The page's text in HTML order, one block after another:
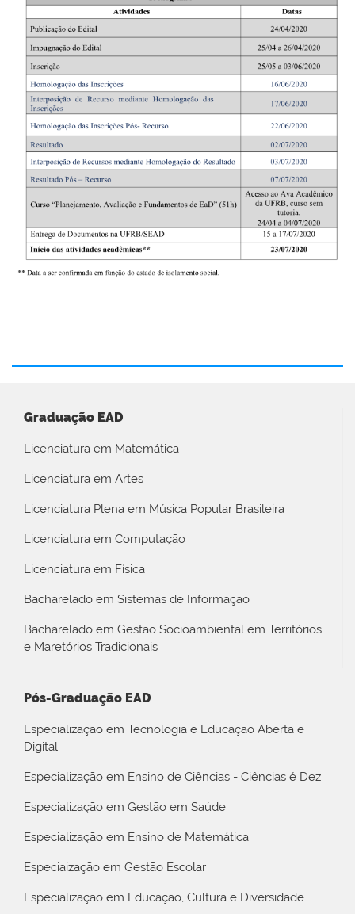
Graduação EAD
Licenciatura em Matemática
Licenciatura em Artes
Licenciatura Plena em Música Popular Brasileira
Licenciatura em Computação
Licenciatura em Física
Bacharelado em Sistemas de Informação
Bacharelado em Gestão Socioambiental em Territórios
e Maretórios Tradicionais
Pós-Graduação EAD
Especialização em Tecnologia e Educação Aberta e
Digital
Especialização em Ensino de Ciências - Ciências é Dez
Especialização em Gestão em Saúde
Especialização em Ensino de Matemática
Especiaização em Gestão Escolar
Especialização em Educação, Cultura e Diversidade